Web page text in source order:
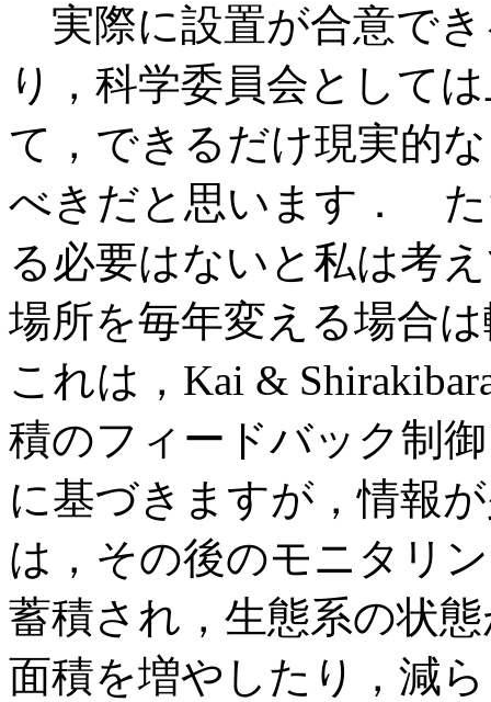
実際に設置が合意で
り，科学委員会として
て，できるだけ現実的
べきだと思います． た
る必要はないと私は考
場所を毎年変える場合
これは，Kai &
積のフィードバック制
に基づきますが，情報
は，その後のモニタリ
蓄積され，生態系の状
面積を増やしたり，減